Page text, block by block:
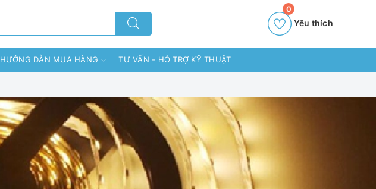
Yêu thích
0
HƯỚNG DẪN MUA HÀNG TƯ VẤN - HỖ TRỢ KỸ THUẬT